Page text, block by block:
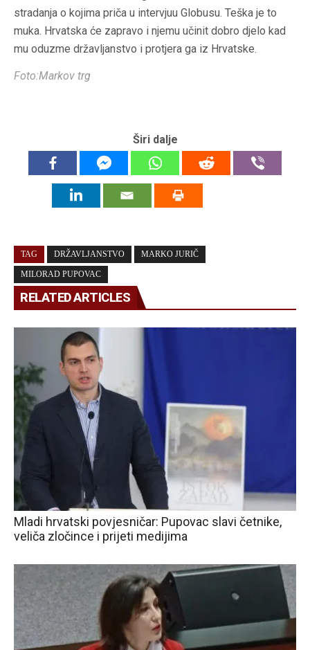
stradanja o kojima priča u intervjuu Globusu. Teška je to
muka. Hrvatska će zapravo i njemu učinit dobro djelo kad
mu oduzme državljanstvo i protjera ga iz Hrvatske.
Foto:Markov trg
Širi dalje
TAG DRŽAVLJANSTVO MARKO JURIČ
MILORAD PUPOVAC
RELATED ARTICLES
Mladi hrvatski povjesničar: Pupovac slavi četnike,
veliča zločince i prijeti medijima